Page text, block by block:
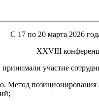
С 17 по 20 марта 2026
XXVIII
участие
Метод